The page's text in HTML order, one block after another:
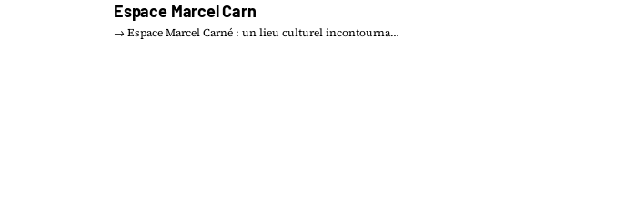
Espace Marcel Carn
→ Espace Marcel Carné : un lieu culturel incontourna…